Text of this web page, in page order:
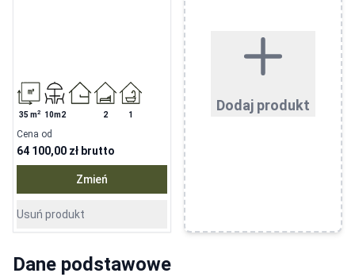
35m2 10m2 2 1
Cena od
64 100,00 zł brutto
Zmień
Usuń produkt
Dodaj produkt
Dane podstawowe